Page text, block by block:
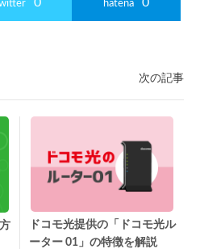
hatena
次の記事
ドコモ光提供の「ドコモ光ル
ーター 01」の特徴を解説